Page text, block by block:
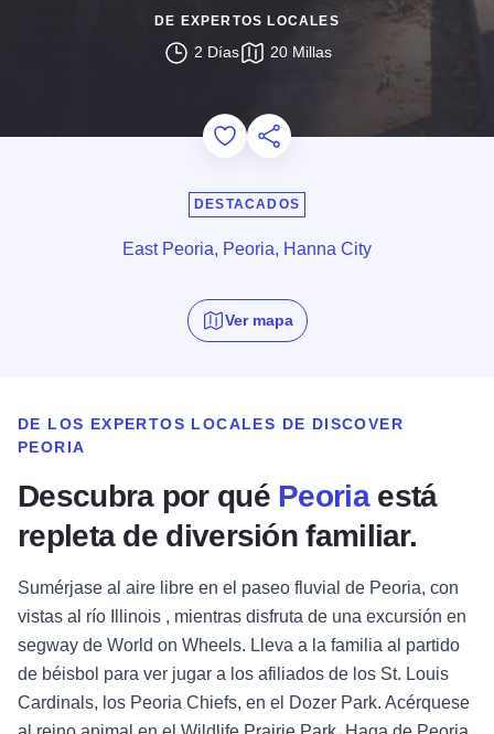
DE EXPERTOS LOCALES
2 Días 20 Millas
Add to Favorites
Compartir esta página
DESTACADOS
East Peoria, Peoria, Hanna City
Ver mapa
DE LOS EXPERTOS LOCALES DE DISCOVER
PEORIA
Descubra por qué Peoriaestá
repleta de diversión familiar.
Sumérjase al aire libre en el paseo fluvial de Peoria, con
vistas al río Illinois , mientras disfruta de una excursión en
segway de World on Wheels. Lleva a la familia al partido
de béisbol para ver jugar a los afiliados de los St. Louis
Cardinals, los Peoria Chiefs, en el Dozer Park. Acérquese